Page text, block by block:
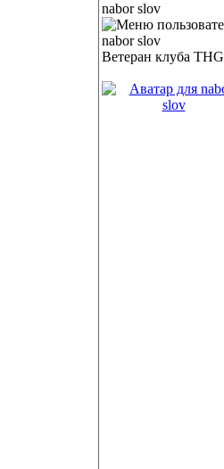
nabor slov
Ветеран клуба THG